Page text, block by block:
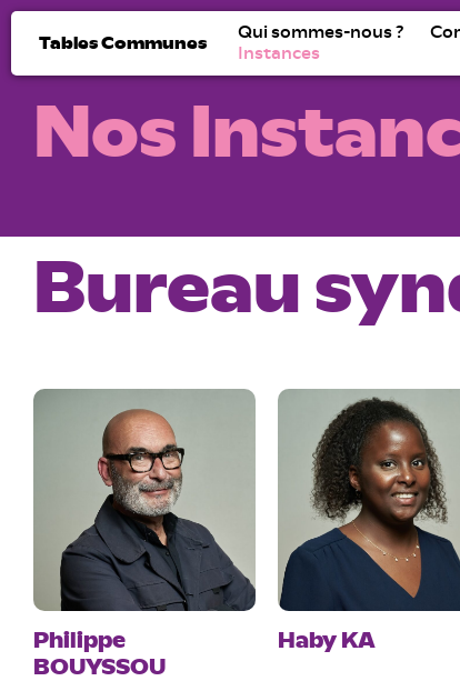
Tables Communes
Qui sommes-nous ?
Instances
Nos
Bureau
Philippe
BOUYSSOU
Haby KA